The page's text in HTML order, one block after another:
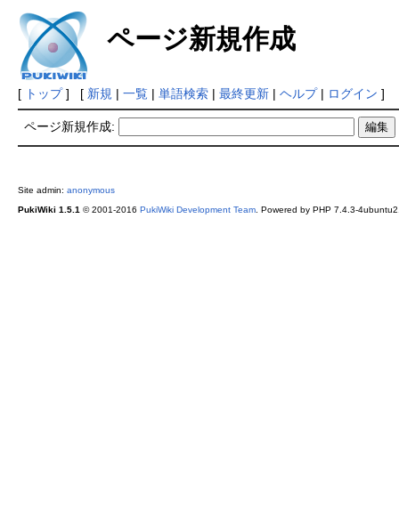
ページ新規作成
[ トップ] [ 新規 | 一覧| 単語検索| 最終更新| ヘルプ| ログイン ]
ページ新規作成:
Site admin: anonymous
PukiWiki 1.5.1 © 2001-2016 PukiWiki Development Team. Powered by PHP 7.4.3-